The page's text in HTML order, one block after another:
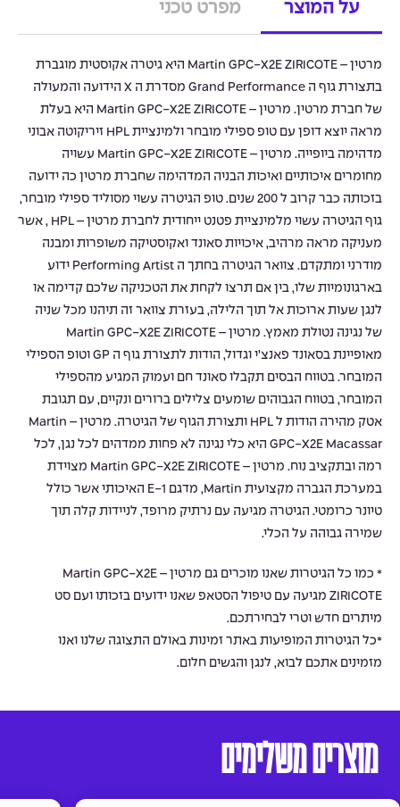
על המוצר מפרט טכני
מרטין – Martin GPC-X2E ZIRICOTE היא גיטרה אקוסטית מוגברת
בתצורת גוף ה Grand Performance מסדרת ה X הידועה והמעולה
של חברת מרטין. מרטין – Martin GPC-X2E ZIRICOTE היא בעלת
מראה יוצא דופן עם טופ ספילי מובחר ולמינציית HPL זיריקוטה אבוני
מדהימה ביופייה. מרטין – Martin GPC-X2E ZIRICOTE עשויה
מחומרים איכותיים ואיכות הבניה המדהימה שחברת מרטין כה ידועה
בזכותה כבר קרוב ל 200 שנים. טופ הגיטרה עשוי מסוליד ספילי מובחר,
גוף הגיטרה עשוי מלמינציית פטנט ייחודית לחברת מרטין – HPL , אשר
מעניקה מראה מרהיב, איכויות סאונד ואקוסטיקה משופרות ומבנה
מודרני ומתקדם. צוואר הגיטרה בחתך ה Performing Artist ידוע
בארגונומיות שלו, בין אם תרצו לקחת את הטכניקה שלכם קדימה או
לנגן שעות ארוכות אל תוך הלילה, בעזרת צוואר זה תיהנו מכל שניה
של נגינה נטולת מאמץ. מרטין – Martin GPC-X2E ZIRICOTE
מאופיינת בסאונד פאנצ’י וגדול, הודות לתצורת גוף ה GP וטופ הספילי
המובחר. בטווח הבסים תקבלו סאונד חם ועמוק המגיע מהספילי
המובחר, בטווח הגבוהים שומעים צלילים ברורים ונקיים, עם תגובת
אטק מהירה הודות ל HPL ותצורת הגוף של הגיטרה. מרטין – Martin
GPC-X2E Macassar היא כלי נגינה לא פחות ממדהים לכל נגן, לכל
רמה ובתקציב נוח. מרטין – Martin GPC-X2E ZIRICOTE מצוידת
במערכת הגברה מקצועית Martin, מדגם E-1 האיכותי אשר כולל
טיונר כרומטי. הגיטרה מגיעה עם נרתיק מרופד, לניידות קלה תוך
שמירה גבוהה על הכלי.
* כמו כל הגיטרות שאנו מוכרים גם מרטין – Martin GPC-X2E
ZIRICOTE מגיעה עם טיפול הסטאפ שאנו ידועים בזכותו ועם סט
מיתרים חדש וטרי לבחירתכם.
*כל הגיטרות המופיעות באתר זמינות באולם התצוגה שלנו ואנו
מזמינים אתכם לבוא, לנגן והגשים חלום.
מוצרים משלימים